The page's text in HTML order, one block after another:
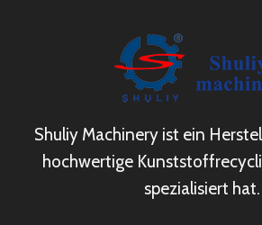
Shuliy Machinery ist ein
hochwertige
spezialisiert hat.